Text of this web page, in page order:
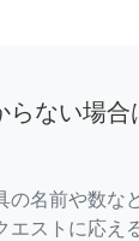
ない場合
の名前や数な
エストに応え